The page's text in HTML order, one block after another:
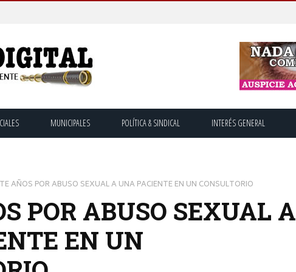
MUNICIPALES POLÍTICA & SINDICAL INTERÉS GENERAL
AÑOS POR ABUSO SEXUAL A UNA PACIENTE EN UN CONSULTORIO
POR ABUSO SEXUAL A
EN UN